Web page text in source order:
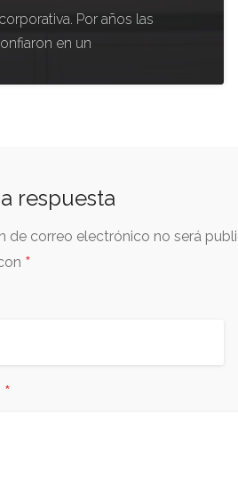
Por años las
en un
respuesta
de correo electrónico no será
*
*